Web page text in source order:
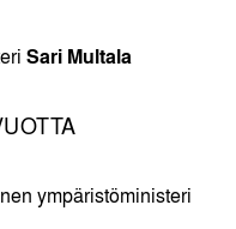
Sari Multala
ympäristöministeri